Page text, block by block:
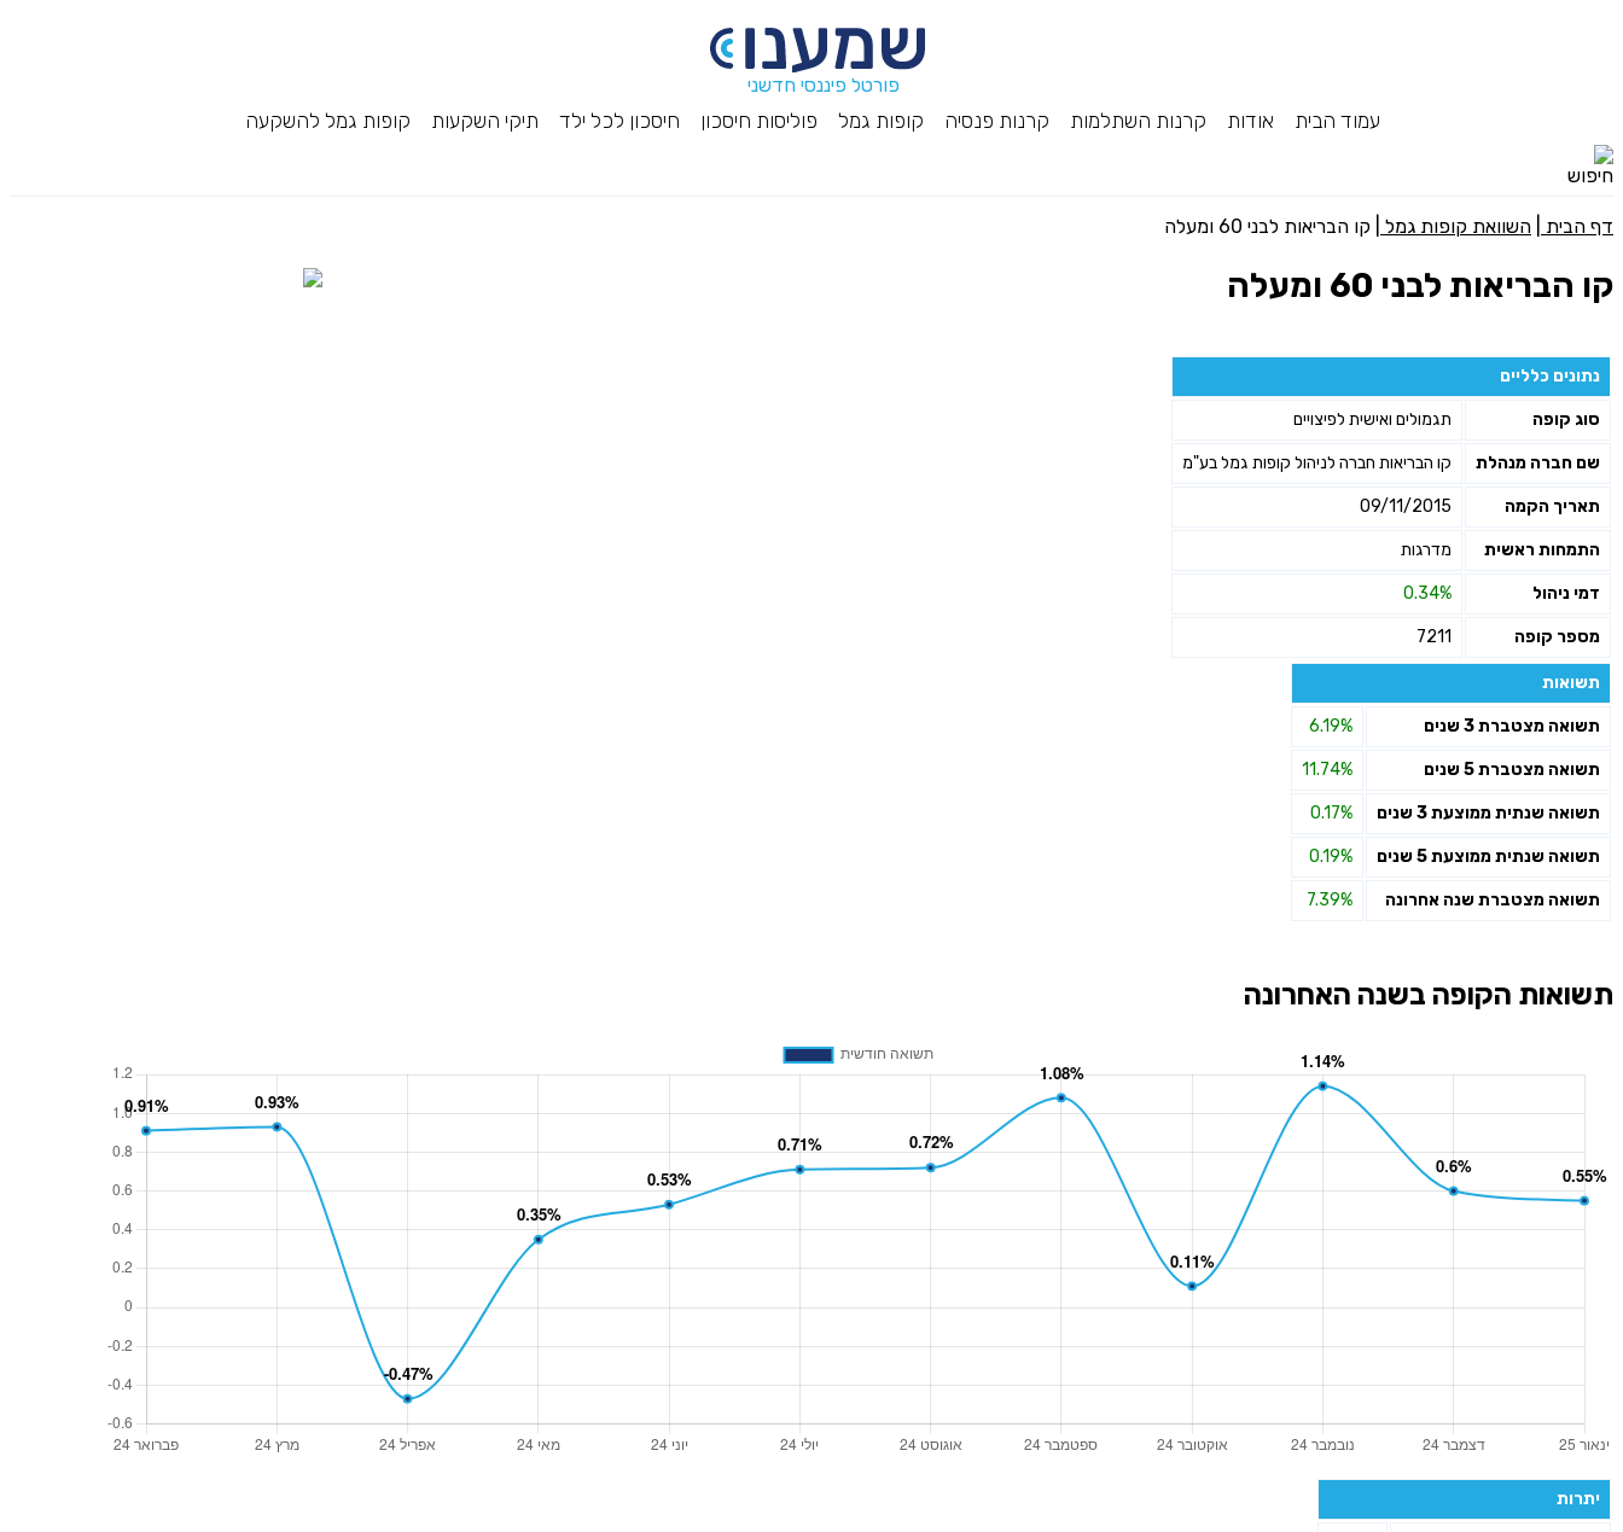
פורטל פיננסי חדשני
עמוד הבית אודות קרנות השתלמות קרנות פנסיה קופות גמל פוליסות חיסכון חיסכון לכל ילד תיקי השקעות קופות גמל להשקעה
דף הבית השוואת קופות גמל קו הבריאות לבני 60 ומעלה
קו הבריאות לבני 60 ומעלה
נתונים כלליים
סוג קופה תגמולים ואישית לפיצויים
שם חברה מנהלת קו הבריאות חברה לניהול קופות גמל בע"מ
תאריך הקמה 09/11/2015
התמחות ראשית מדרגות
דמי ניהול 0.34%
מספר קופה 7211
תשואות
תשואה מצטברת 3 שנים 6.19%
תשואה מצטברת 5 שנים 11.74%
תשואה שנתית ממוצעת 3 שנים 0.17%
תשואה שנתית ממוצעת 5 שנים 0.19%
תשואה מצטברת שנה אחרונה 7.39%
תשואות הקופה בשנה האחרונה
יתרות